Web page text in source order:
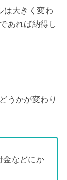
は大きく変わ
あれば納得し
うかが変わり
金などにか